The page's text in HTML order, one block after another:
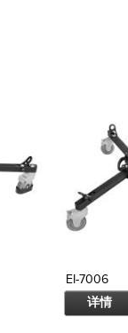
EI-7006
详情